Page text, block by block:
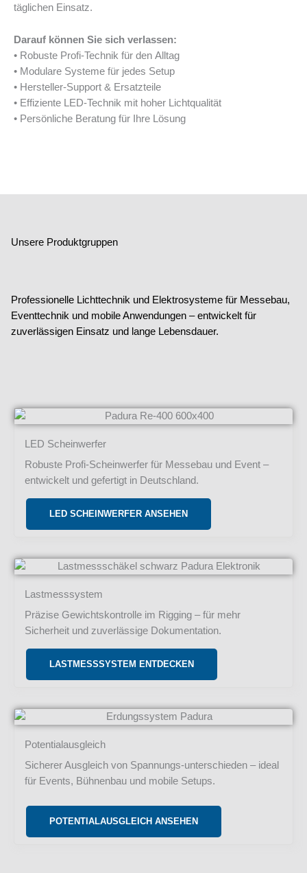
täglichen Einsatz.
Darauf können Sie sich verlassen:
• Robuste Profi-Technik für den Alltag
• Modulare Systeme für jedes Setup
• Hersteller-Support & Ersatzteile
• Effiziente LED-Technik mit hoher Lichtqualität
• Persönliche Beratung für Ihre Lösung
Unsere Produktgruppen
Professionelle Lichttechnik und Elektrosysteme für Messebau,
Eventtechnik und mobile Anwendungen – entwickelt für
zuverlässigen Einsatz und lange Lebensdauer.
LED Scheinwerfer
Robuste Profi-Scheinwerfer für Messebau und Event –
entwickelt und gefertigt in Deutschland.
LED SCHEINWERFER ANSEHEN
Lastmesssystem
Präzise Gewichtskontrolle im Rigging – für mehr
Sicherheit und zuverlässige Dokumentation.
LASTMESSSYSTEM ENTDECKEN
Potentialausgleich
Sicherer Ausgleich von Spannungs-unterschieden – ideal
für Events, Bühnenbau und mobile Setups.
POTENTIALAUSGLEICH ANSEHEN